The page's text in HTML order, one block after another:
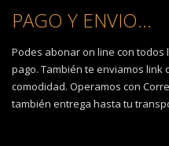
PAGO Y ENVIO...
Podes abonar on line con
pago. También te enviamos link
comodidad. Operamos con
también entrega hasta tu